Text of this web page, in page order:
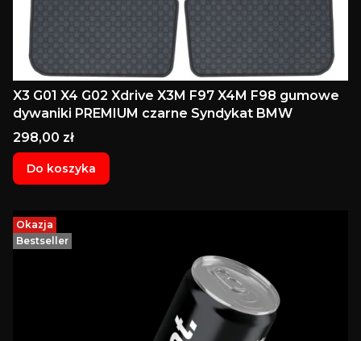
X3 G01 X4 G02 Xdrive X3M F97 X4M F98 gumowe
dywaniki PREMIUM czarne Syndykat BMW
Cena
298,00 zł
Do koszyka
Okazja
Bestseller